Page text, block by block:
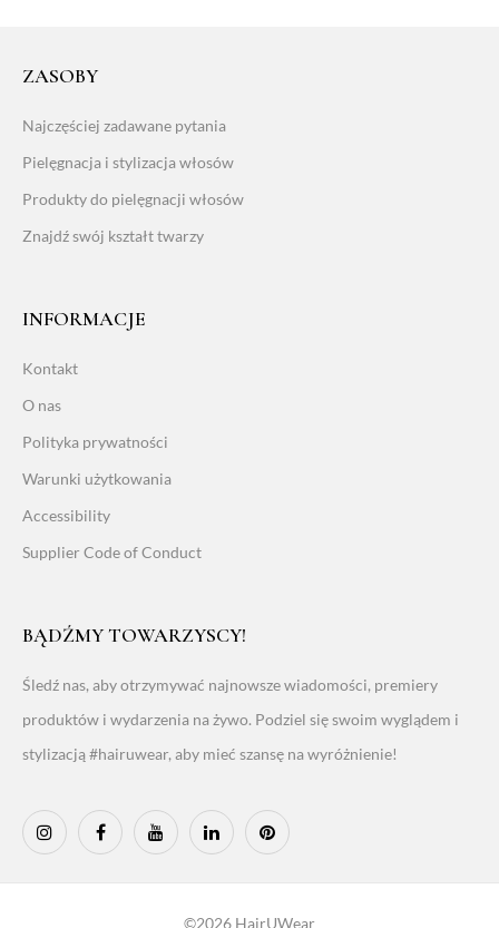
ZASOBY
Najczęściej zadawane pytania
Pielęgnacja i stylizacja włosów
Produkty do pielęgnacji włosów
Znajdź swój kształt twarzy
INFORMACJE
Kontakt
O nas
Polityka prywatności
Warunki użytkowania
Accessibility
Supplier Code of Conduct
BĄDŹMY TOWARZYSCY!
Śledź nas, aby otrzymywać najnowsze wiadomości, premiery
produktów i wydarzenia na żywo. Podziel się swoim wyglądem i
stylizacją #hairuwear, aby mieć szansę na wyróżnienie!
©2026 HairUWear